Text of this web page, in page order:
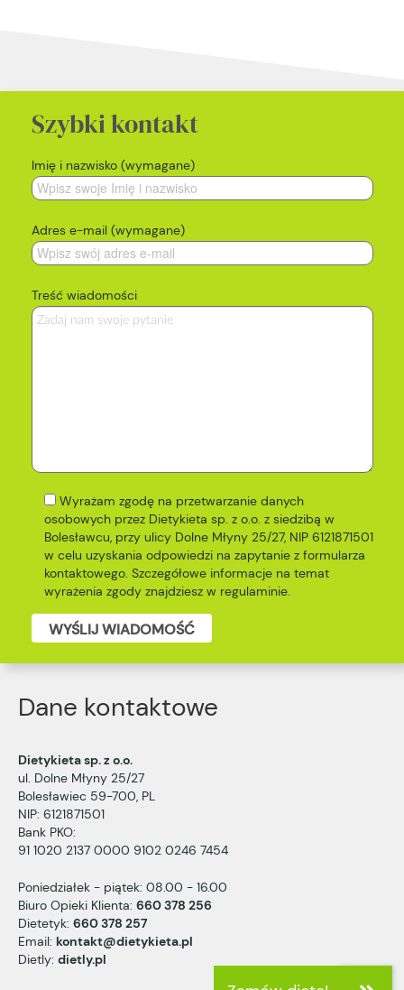
Dane kontaktowe
Dietykieta sp. z o.o.
ul. Dolne Młyny 25/27
Bolesławiec 59-700, PL
NIP: 6121871501
Bank PKO:
91 1020 2137 0000 9102 0246 7454
Poniedziałek - piątek: 08.00 - 16.00
Biuro Opieki Klienta: 660 378 256
Dietetyk: 660 378 257
Email: kontakt@dietykieta.pl
Dietly: dietly.pl
Szybki kontakt
Imię i nazwisko (wymagane)
Adres e-mail (wymagane)
Treść wiadomości
Wyrażam zgodę na przetwarzanie danych
osobowych przez Dietykieta sp. z o.o. z siedzibą w
Bolesławcu, przy ulicy Dolne Młyny 25/27, NIP 6121871501
w celu uzyskania odpowiedzi na zapytanie z formularza
kontaktowego. Szczegółowe informacje na temat
wyrażenia zgody znajdziesz w regulaminie.
WYŚLIJ WIADOMOŚĆ